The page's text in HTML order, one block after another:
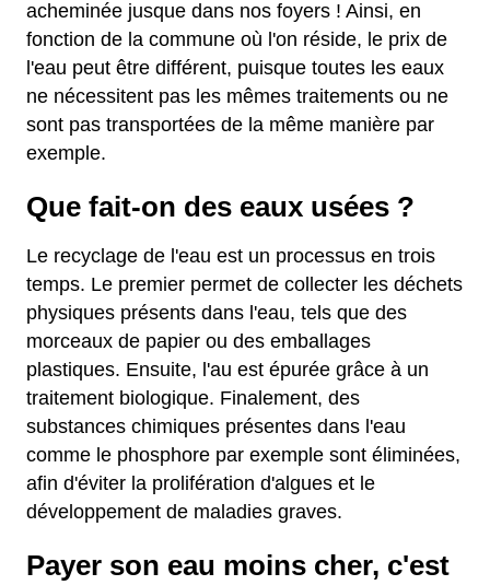
acheminée jusque dans nos foyers ! Ainsi, en
fonction de la commune où l'on réside, le prix de
l'eau peut être différent, puisque toutes les eaux
ne nécessitent pas les mêmes traitements ou ne
sont pas transportées de la même manière par
exemple.
Que fait-on des eaux usées ?
Le recyclage de l'eau est un processus en trois
temps. Le premier permet de collecter les déchets
physiques présents dans l'eau, tels que des
morceaux de papier ou des emballages
plastiques. Ensuite, l'au est épurée grâce à un
traitement biologique. Finalement, des
substances chimiques présentes dans l'eau
comme le phosphore par exemple sont éliminées,
afin d'éviter la prolifération d'algues et le
développement de maladies graves.
Payer son eau moins cher, c'est